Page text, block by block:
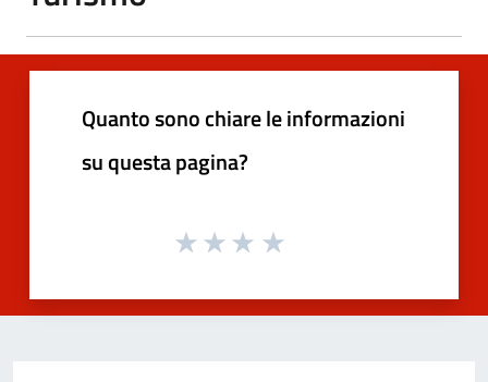
Quanto sono chiare le informazioni
su questa pagina?